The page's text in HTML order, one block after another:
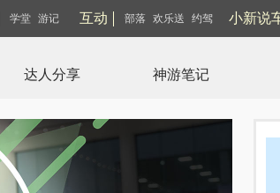
学堂 游记 互动 部落 欢乐送 约驾 小新说
达人分享 神游笔记